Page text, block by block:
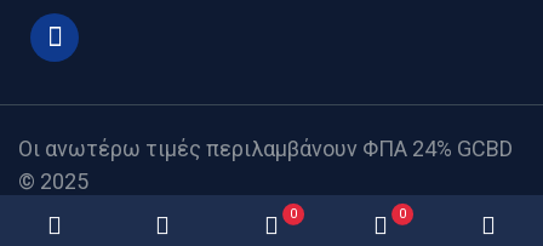
Οι ανωτέρω τιμές περιλαμβάνουν ΦΠΑ 24% GCBD
© 2025
0 0